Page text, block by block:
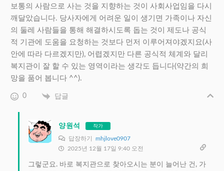
보통의 사람으로 사는 것을 지향하는 것이 사회사업임을 다시
깨달았습니다. 당사자에게 어려운 일이 생기면 가족이나 자신
의 둘레 사람들을 통해 해결하시도록 돕는 것이 제도나 공식
적 기관에 도움을 요청하는 것보다 먼저 이루어져야겠지요(사
안에 따라 다르겠지만), 어렵겠지만 다른 공식적 체계와 달리
복지관이 잘 할 수 있는 영역이라는 생각도 듭니다(약간의 희
망을 품어 봅니다 ^^).
0 답글
양원석 작가
답장하기 mhjlove0907
2025년 12월 17일 9:40 오전
그렇군요. 바로 복지관으로 찾아오시는 분이 늘어난 건, 가